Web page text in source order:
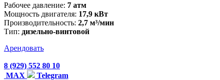
Рабочее давление: 7 атм
Мощность двигателя: 17,9 кВт
Производительность: 2,7 м³/мин
Тип: дизельно-винтовой
Арендовать
8 (929) 552 80 10
MAX
Telegram